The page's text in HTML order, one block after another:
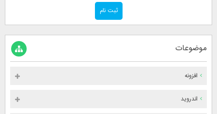
موضوعات
افزونه
اندروید